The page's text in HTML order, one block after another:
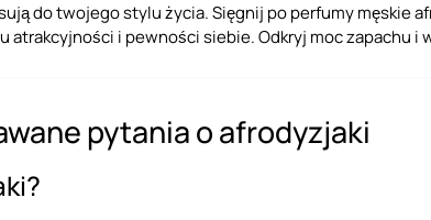
do twojego stylu życia. Sięgnij po perfumy męskie
atrakcyjności i pewności siebie. Odkryj moc zapachu i
pytania o afrodyzjaki